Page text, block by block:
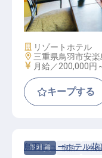
業員食堂あり
施設業態
リゾートホテル
勤務地
三重県鳥羽市安
給与
月給／200,000円
キープする
正社員 宿泊 仲居
鳥羽ビューホテル花